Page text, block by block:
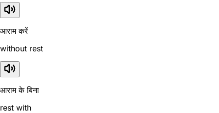
आराम करें
without rest
आराम के बिना
rest with